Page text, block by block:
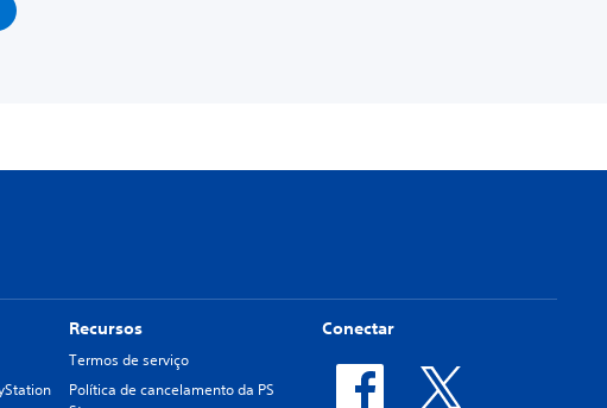
Recursos
Termos de serviço
Política de cancelamento da PS
Conectar